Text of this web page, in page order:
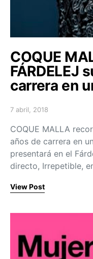
COQUE
FÁRDELEJ
carrera en
Posted on
7 abril, 2018
COQUE MALLA
años de carrera en
presentará en el
directo, Irrepetible,
View Post